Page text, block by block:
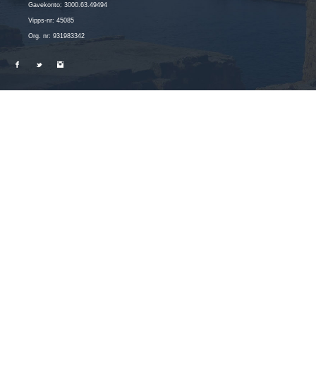
Gavekonto: 3000.63.49494
Vipps-nr: 45085
Org. nr: 931983342